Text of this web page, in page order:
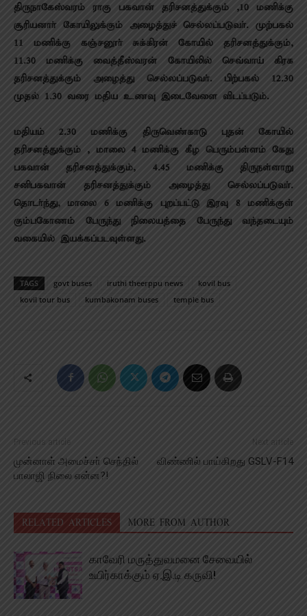
திருநாகேஸ்வரம் ராகு பகவான் தரிசனத்துக்கும் ,10 மணிக்கு
சூரியனாா் கோயிலுக்கும் அழைத்துச் செல்லப்படுவா். முற்பகல்
11 மணிக்கு கஞ்சனூா் சுக்கிரன் கோயில் தரிசனத்துக்கும்,
11.30 மணிக்கு வைத்தீஸ்வரன் கோயிலில் செவ்வாய் கிரக
தரிசனத்துக்கும் அழைத்து செல்லப்படுவா். பிற்பகல் 12.30
முதல் 1.30 வரை மதிய உணவு இடைவேளை விடப்படும்.
மதியம் 2.30 மணிக்கு திருவெண்காடு புதன் கோயில்
தரிசனத்துக்கும் , மாலை 4 மணிக்கு கீழ பெரும்பள்ளம் கேது
பகவான் தரிசனத்துக்கும், 4.45 மணிக்கு திருநள்ளாறு
சனிபகவான் தரிசனத்துக்கும் அழைத்து செல்லப்படுவா்.
தொடா்ந்து, மாலை 6 மணிக்கு புறப்பட்டு இரவு 8 மணிக்குள்
கும்பகோணம் பேருந்து நிலையத்தை பேருந்து வந்தடையும்
வகையில் இயக்கப்படவுள்ளது.
TAGS govt buses iruthi theerppu news
kovil bus
kovil tour bus
kumbakonam buses temple bus
Previous article
முன்னாள் அமைச்சா் செந்தில்
பாலாஜி நிலை என்ன?!
Next article
விண்ணில் பாய்கிறது GSLV-F14
RELATED ARTICLES MORE FROM AUTHOR
காவேரி மருத்துவமனை சேவையில்
உயிர்காக்கும் ஏ.இ.டி கருவி!